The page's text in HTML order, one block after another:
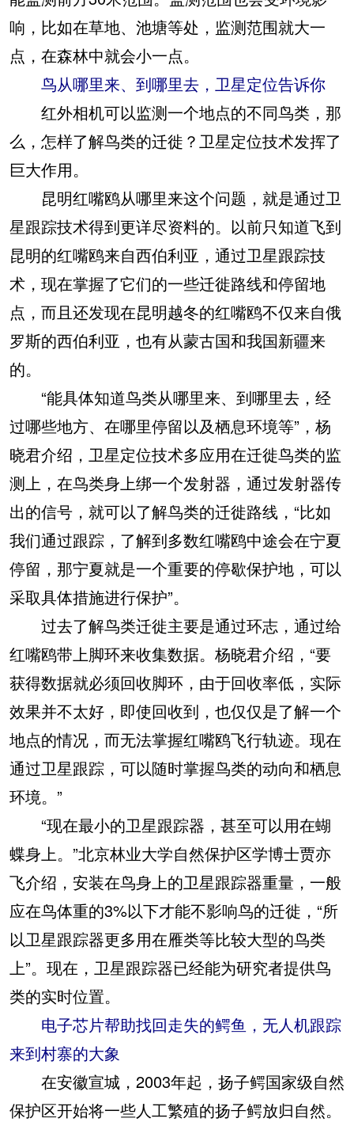
响，比如在草地、池塘等处，监测范围就大一
点，在森林中就会小一点。
鸟从哪里来、到哪里去，卫星定位告诉你
红外相机可以监测一个地点的不同鸟类，那
么，怎样了解鸟类的迁徙？卫星定位技术发挥了
巨大作用。
昆明红嘴鸥从哪里来这个问题，就是通过卫
星跟踪技术得到更详尽资料的。以前只知道飞到
昆明的红嘴鸥来自西伯利亚，通过卫星跟踪技
术，现在掌握了它们的一些迁徙路线和停留地
点，而且还发现在昆明越冬的红嘴鸥不仅来自俄
罗斯的西伯利亚，也有从蒙古国和我国新疆来
的。
“能具体知道鸟类从哪里来、到哪里去，经
过哪些地方、在哪里停留以及栖息环境等”，杨
晓君介绍，卫星定位技术多应用在迁徙鸟类的监
测上，在鸟类身上绑一个发射器，通过发射器传
出的信号，就可以了解鸟类的迁徙路线，“比如
我们通过跟踪，了解到多数红嘴鸥中途会在宁夏
停留，那宁夏就是一个重要的停歇保护地，可以
采取具体措施进行保护”。
过去了解鸟类迁徙主要是通过环志，通过给
红嘴鸥带上脚环来收集数据。杨晓君介绍，“要
获得数据就必须回收脚环，由于回收率低，实际
效果并不太好，即使回收到，也仅仅是了解一个
地点的情况，而无法掌握红嘴鸥飞行轨迹。现在
通过卫星跟踪，可以随时掌握鸟类的动向和栖息
环境。”
“现在最小的卫星跟踪器，甚至可以用在蝴
蝶身上。”北京林业大学自然保护区学博士贾亦
飞介绍，安装在鸟身上的卫星跟踪器重量，一般
应在鸟体重的3%以下才能不影响鸟的迁徙，“所
以卫星跟踪器更多用在雁类等比较大型的鸟类
上”。现在，卫星跟踪器已经能为研究者提供鸟
类的实时位置。
电子芯片帮助找回走失的鳄鱼，无人机跟踪
来到村寨的大象
在安徽宣城，2003年起，扬子鳄国家级自然
保护区开始将一些人工繁殖的扬子鳄放归自然。